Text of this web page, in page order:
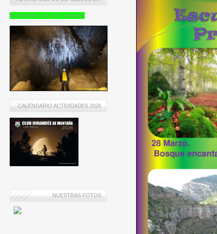
Actividades sección espeleo
CALENDARIO ACTIVIDADES 2026
NUESTRAS FOTOS